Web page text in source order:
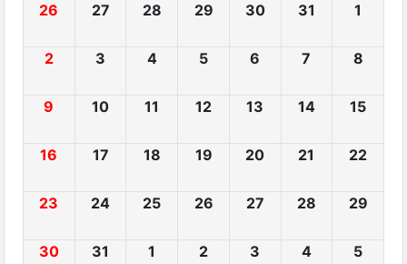
26 27 28 29 30 31 1
2 3 4 5 6 7 8
9 10 11 12 13 14 15
16 17 18 19 20 21 22
23 24 25 26 27 28 29
30 31 1 2 3 4 5